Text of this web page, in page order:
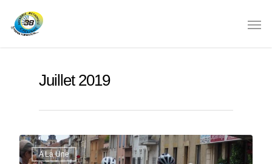
Juillet 2019
A La Une